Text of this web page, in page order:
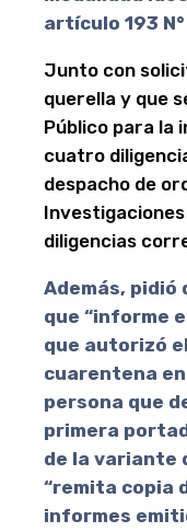
artículo 193
Junto con
querella y que
Público para la
cuatro
despacho de
diligencias
Además, pidió
que “informe
que autorizó
cuarentena
persona que
primera
de la variante
“remita copia
informes